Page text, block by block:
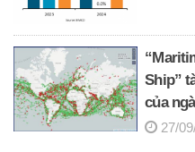
Ship”
của
27/